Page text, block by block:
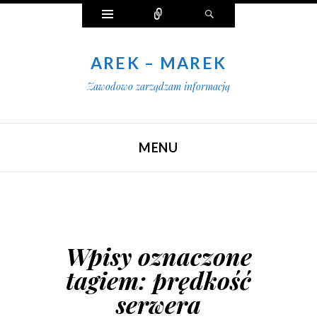
Widgety
AREK – MAREK
Zawodowo zarządzam informacją
MENU
Wpisy oznaczone
tagiem: prędkość
serwera